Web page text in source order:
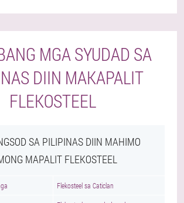
MGA SYUDAD SA
DIIN MAKAPALIT
FLEKOSTEEL
SA PILIPINAS DIIN MAHIMO
MAPALIT FLEKOSTEEL
Flekosteel sa Caticlan